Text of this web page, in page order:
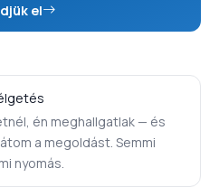
el
én meghallgatlak — és
a megoldást. Semmi
nyomás.